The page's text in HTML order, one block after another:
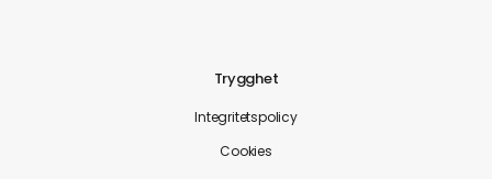
Trygghet
Integritetspolicy
Cookies